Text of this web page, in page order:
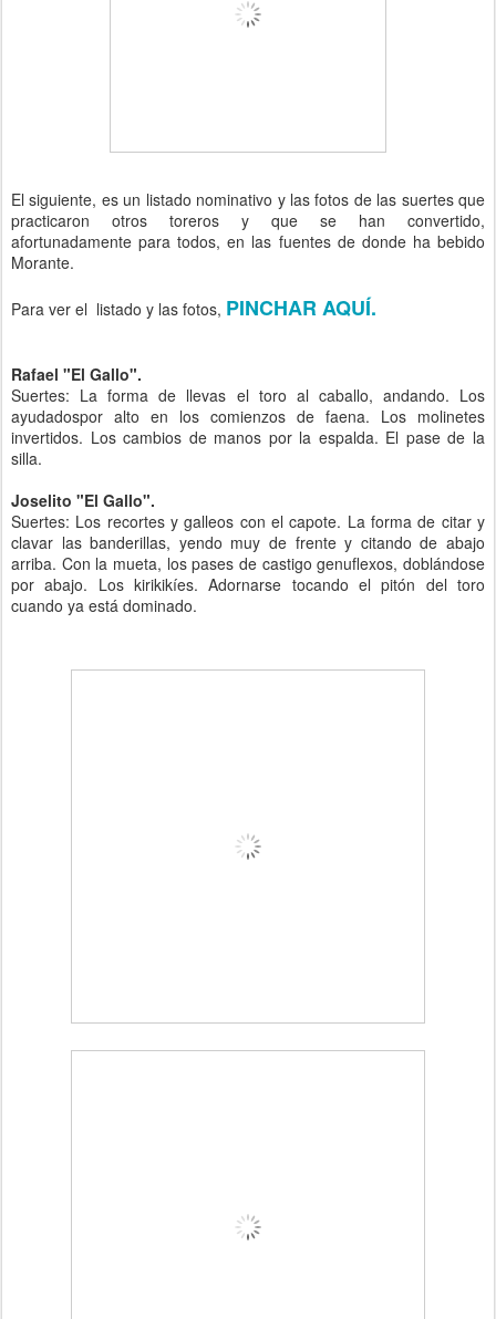
El siguiente, es un listado nominativo y las fotos de las suertes que
practicaron otros toreros y que se han convertido,
afortunadamente para todos, en las fuentes de donde ha bebido
Morante.
Para ver el listado y las fotos, PINCHAR AQUÍ.
Rafael "El Gallo".
Suertes: La forma de llevas el toro al caballo, andando. Los
ayudadospor alto en los comienzos de faena. Los molinetes
invertidos. Los cambios de manos por la espalda. El pase de la
silla.
Joselito "El Gallo".
Suertes: Los recortes y galleos con el capote. La forma de citar y
clavar las banderillas, yendo muy de frente y citando de abajo
arriba. Con la mueta, los pases de castigo genuflexos, doblándose
por abajo. Los kirikikíes. Adornarse tocando el pitón del toro
cuando ya está dominado.